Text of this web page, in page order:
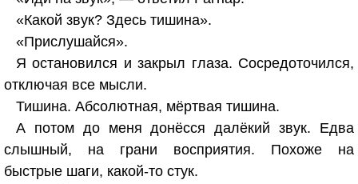
«Какой звук? Здесь тишина».
«Прислушайся».
Я остановился и закрыл глаза. Сосредоточился,
отключая все мысли.
Тишина. Абсолютная, мёртвая тишина.
А потом до меня донёсся далёкий звук. Едва
слышный, на грани восприятия. Похоже на
быстрые шаги, какой-то стук.